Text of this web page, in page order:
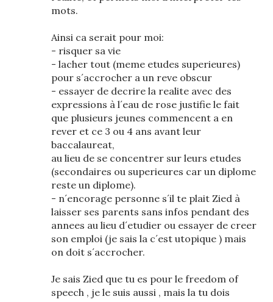
mots.
Ainsi ca serait pour moi:
- risquer sa vie
- lacher tout (meme etudes superieures)
pour s´accrocher a un reve obscur
- essayer de decrire la realite avec des
expressions à l´eau de rose justifie le fait
que plusieurs jeunes commencent a en
rever et ce 3 ou 4 ans avant leur
baccalaureat,
au lieu de se concentrer sur leurs etudes
(secondaires ou superieures car un diplome
reste un diplome).
- n´encorage personne s´il te plait Zied à
laisser ses parents sans infos pendant des
annees au lieu d´etudier ou essayer de creer
son emploi (je sais la c´est utopique ) mais
on doit s´accrocher.
Je sais Zied que tu es pour le freedom of
speech , je le suis aussi , mais la tu dois